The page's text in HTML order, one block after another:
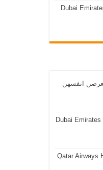
Dubai
انفسهن
Dubai
Qatar Airways